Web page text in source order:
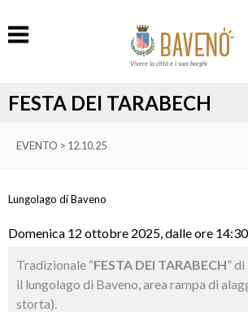
Vivere la città e i suoi borghi
FESTA DEI TARABECH
EVENTO > 12.10.25
Lungolago di Baveno
Domenica 12 ottobre 2025, dalle ore 14:30
Tradizionale “FESTA DEI TARABECH”
il lungolago di Baveno, area rampa di
storta).